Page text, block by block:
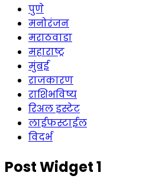
पुणे
मनोरंजन
मराठवाडा
महाराष्ट्र
मुंबई
राजकारण
राशिभविष्य
रिअल इस्टेट
लाईफस्टाईल
विदर्भ
Post Widget 1